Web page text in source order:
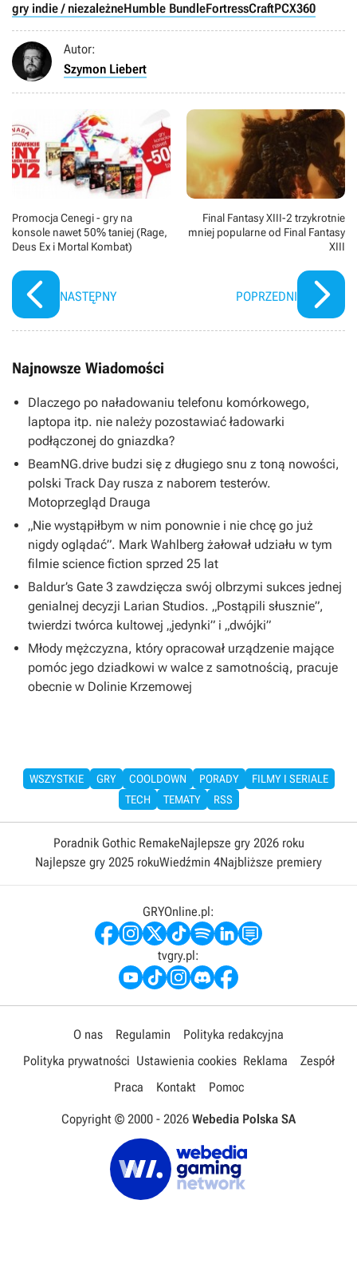
gry indie / niezależneHumble BundleFortressCraftPCX360
Autor:
Szymon Liebert
Promocja Cenegi - gry na
konsole nawet 50% taniej (Rage,
Deus Ex i Mortal Kombat)
NASTĘPNY
Final Fantasy XIII-2 trzykrotnie
mniej popularne od Final Fantasy
XIII
POPRZEDNI
Najnowsze Wiadomości
Dlaczego po naładowaniu telefonu komórkowego,
laptopa itp. nie należy pozostawiać ładowarki
podłączonej do gniazdka?
BeamNG.drive budzi się z długiego snu z toną nowości,
polski Track Day rusza z naborem testerów.
Motoprzegląd Drauga
„Nie wystąpiłbym w nim ponownie i nie chcę go już
nigdy oglądać”. Mark Wahlberg żałował udziału w tym
filmie science fiction sprzed 25 lat
Baldur’s Gate 3 zawdzięcza swój olbrzymi sukces jednej
genialnej decyzji Larian Studios. „Postąpili słusznie”,
twierdzi twórca kultowej „jedynki” i „dwójki”
Młody mężczyzna, który opracował urządzenie mające
pomóc jego dziadkowi w walce z samotnością, pracuje
obecnie w Dolinie Krzemowej
WSZYSTKIE GRY COOLDOWN PORADY
FILMY I SERIALE
TECH
TEMATY RSS
Poradnik Gothic RemakeNajlepsze gry 2026 roku
Najlepsze gry 2025 rokuWiedźmin 4Najbliższe premiery
GRYOnline.pl:
tvgry.pl:
O nas Regulamin
Polityka redakcyjna
Polityka prywatności Ustawienia cookies Reklama
Zespół
Praca
Kontakt Pomoc
Copyright © 2000 - 2026 Webedia Polska SA